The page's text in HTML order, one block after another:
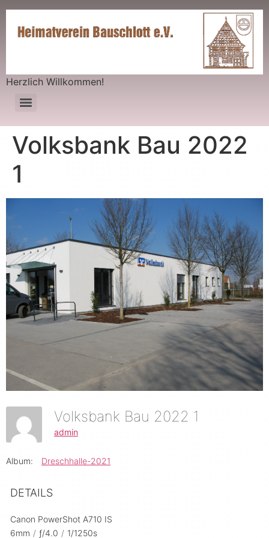
Herzlich Willkommen!
Volksbank Bau 2022
1
Volksbank Bau 2022 1
admin
Album: Dreschhalle-2021
DETAILS
Canon PowerShot A710 IS
6mm / ƒ/4.0 / 1/1250s